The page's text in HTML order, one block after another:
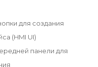
для создания
(HMI UI)
панели для